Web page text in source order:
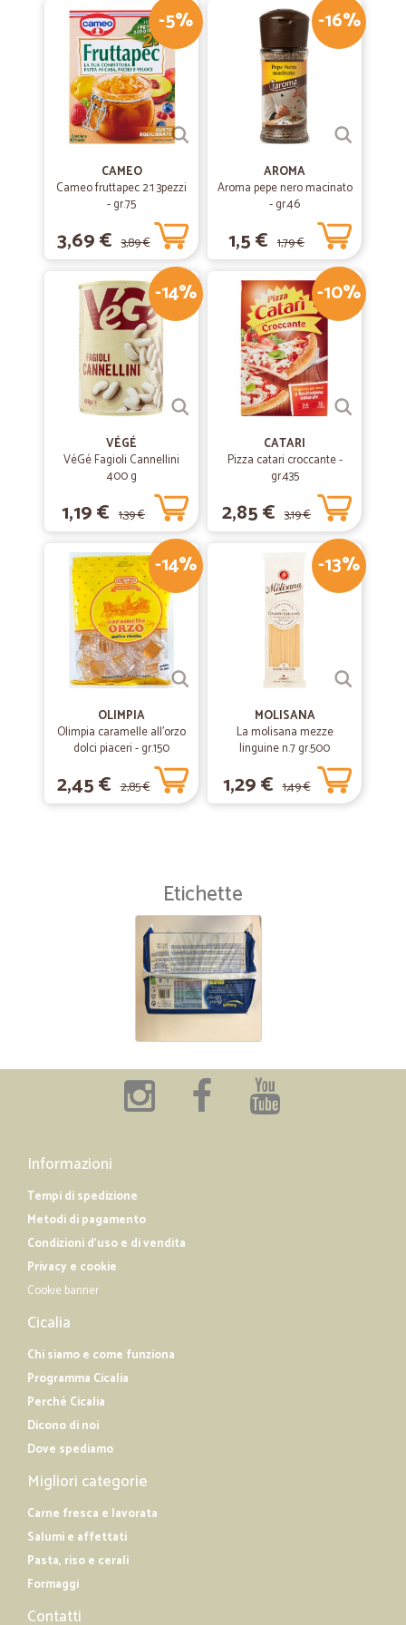
-5%
CAMEO
Cameo fruttapec 2:1 3pezzi
- gr.75
3,69 € 3,89 €
-16%
AROMA
Aroma pepe nero macinato
- gr.46
1,5 € 1,79 €
-14%
VÉGÉ
VéGé Fagioli Cannellini
400 g
1,19 € 1,39 €
-10%
CATARI
Pizza catari croccante -
gr.435
2,85 € 3,19 €
-14%
OLIMPIA
Olimpia caramelle all'orzo
dolci piaceri - gr.150
2,45 € 2,85 €
-13%
MOLISANA
La molisana mezze
linguine n.7 gr.500
1,29 € 1,49 €
Etichette
Informazioni
Tempi di spedizione
Metodi di pagamento
Condizioni d'uso e di vendita
Privacy e cookie
Cookie banner
Cicalia
Chi siamo e come funziona
Programma Cicalia
Perché Cicalia
Dicono di noi
Dove spediamo
Migliori categorie
Carne fresca e lavorata
Salumi e affettati
Pasta, riso e cerali
Formaggi
Contatti